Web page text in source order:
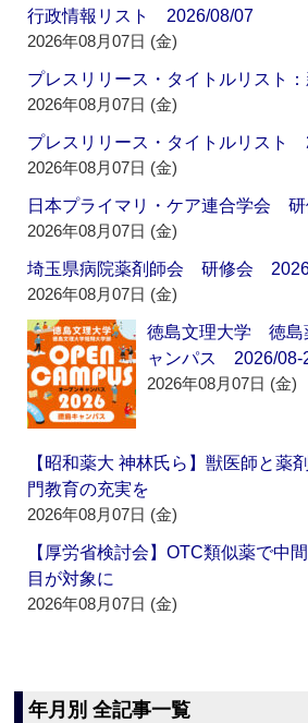
行政情報リスト 2026/08/07
2026年08月07日 (金)
プレスリリース・タイトルリスト
2026年08月07日 (金)
プレスリリース・タイトルリスト
2026年08月07日 (金)
日本プライマリ・ケア連合学会
2026年08月07日 (金)
埼玉県病院薬剤師会 研修会
2026年08月07日 (金)
徳島文理大学 徳
ャンパス 2026/08-
2026年08月07日 (金)
【昭和薬大 神林氏ら】獣医師と薬
門教育の充実を
2026年08月07日 (金)
【厚労省検討会】OTC類似薬で中
目が対象に
2026年08月07日 (金)
年月別 全記事一覧